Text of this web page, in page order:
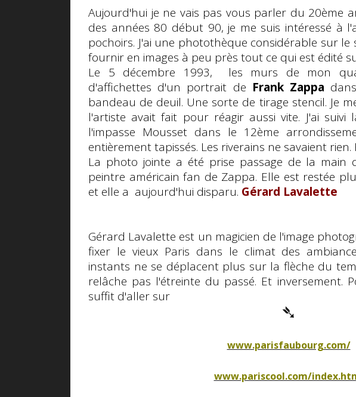
Aujourd'hui je ne vais pas vous parler du 20ème
des années 80 début 90, je me suis intéressé à
pochoirs. J'ai une photothèque considérable sur
fournir en images à peu près tout ce qui est édité
Le 5 décembre 1993, les murs de mon
d'affichettes d'un portrait de Frank Zappa
bandeau de deuil. Une sorte de tirage stencil. Je
l'artiste avait fait pour réagir aussi vite. J'ai
l'impasse Mousset dans le 12ème
entièrement tapissés. Les riverains ne savaient rien.
La photo jointe a été prise passage de la main
peintre américain fan de Zappa. Elle est restée
et elle a aujourd'hui disparu. Gérard Lavalette
Gérard Lavalette est un magicien de l'image
fixer le vieux Paris dans le climat des
instants ne se déplacent plus sur la flèche du
relâche pas l'étreinte du passé. Et inversement.
suffit d'aller sur
➴
www.parisfaubourg.com/
www.pariscool.com/